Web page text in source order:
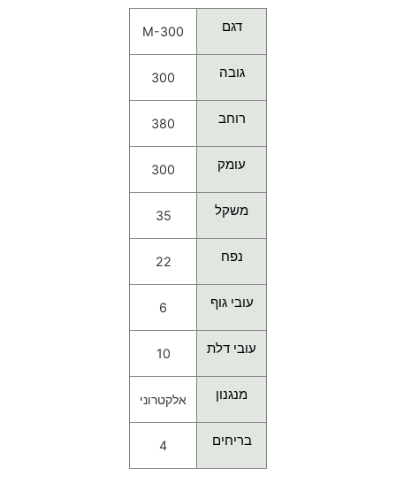
דגם M-300
גובה 300
רוחב 380
עומק 300
משקל 35
נפח 22
עובי גוף 6
עובי דלת 10
מנגנון אלקטרוני
בריחים 4